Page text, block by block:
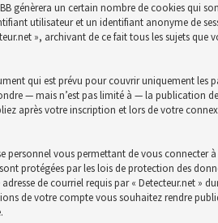
génèrera un certain nombre de cookies qui
utilisateur et un identifiant anonyme de
», archivant de ce fait tous les sujets que
qui est prévu pour couvrir uniquement les
— mais n’est pas limité à — la publication
après votre inscription et lors de votre
vous permettant de vous connecter
protégées par les lois de protection des
de courriel requis par « Detecteur.net »
de votre compte vous souhaitez rendre